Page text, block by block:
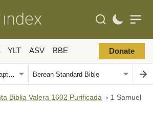
YLT ASV BBE Donate
Biblia Valera 1602 Purificada › 1 Samuel